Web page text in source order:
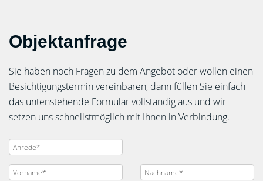
Objektanfrage
Sie haben noch Fragen zu dem Angebot oder wollen einen
Besichtigungstermin vereinbaren, dann füllen Sie einfach
das untenstehende Formular vollständig aus und wir
setzen uns schnellstmöglich mit Ihnen in Verbindung.